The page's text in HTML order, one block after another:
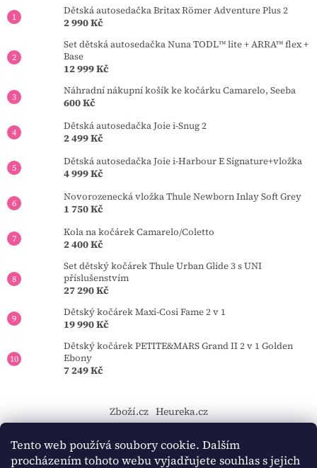
Tento web používá soubory cookie. Dalším
procházením tohoto webu vyjadřujete souhlas s jejich
r
k
ý
p
s
Dětská autosedačka Britax Römer Adventure Plus 2
2 990 Kč
Set dětská autosedačka Nuna TODL™ lite + ARRA™ flex +
Base
12 999 Kč
Náhradní nákupní košík ke kočárku Camarelo, Seeba
600 Kč
Dětská autosedačka Joie i-Snug 2
2 499 Kč
Dětská autosedačka Joie i-Harbour E Signature+vložka
4 999 Kč
Novorozenecká vložka Thule Newborn Inlay Soft Grey
1 750 Kč
Kola na kočárek Camarelo/Coletto
2 400 Kč
Set dětský kočárek Thule Urban Glide 3 s UNI
příslušenstvím
27 290 Kč
Dětský kočárek Maxi-Cosi Fame 2 v 1
19 990 Kč
Dětský kočárek PETITE&MARS Grand II 2 v 1 Golden
Ebony
7 249 Kč
Zboží.cz Heureka.cz
https://tourmkr.com/F1eycVcPEw